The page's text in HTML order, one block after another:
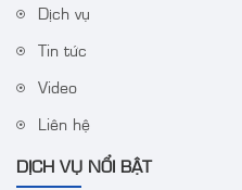
Dịch vụ
Tin tức
Video
Liên hệ
DỊCH VỤ NỔI BẬT